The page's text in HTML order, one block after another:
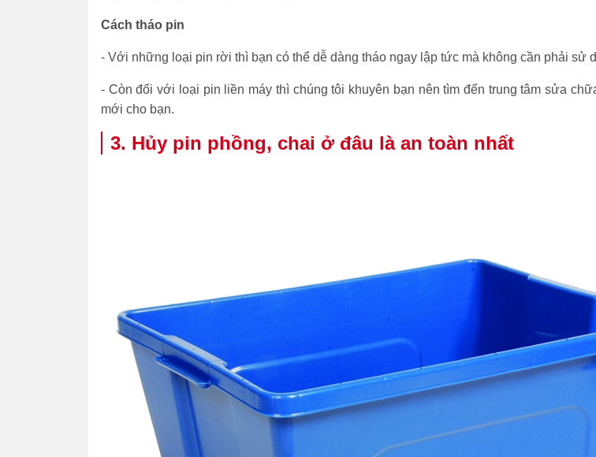
Cách tháo pin
- Với những loại pin rời thì bạn có thể dễ dàng tháo ngay lập tức mà không cần phải sử
- Còn đối với loại pin liền máy thì chúng tôi khuyên bạn nên tìm đến trung tâm sửa
mới cho bạn.
3. Hủy pin phồng, chai ở đâu là an toàn nhất